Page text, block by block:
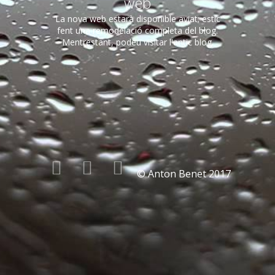
La nova web estarà disponible aviat; estic
fent una remodelació completa del blog.
Mentrestant, podeu visitar l'antic blog.
© Anton Benet 2017